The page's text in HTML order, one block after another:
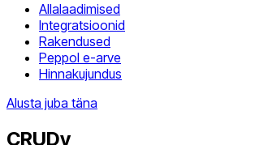
Allalaadimised
Integratsioonid
Rakendused
Peppol e-arve
Hinnakujundus
Alusta juba täna
CRUDy